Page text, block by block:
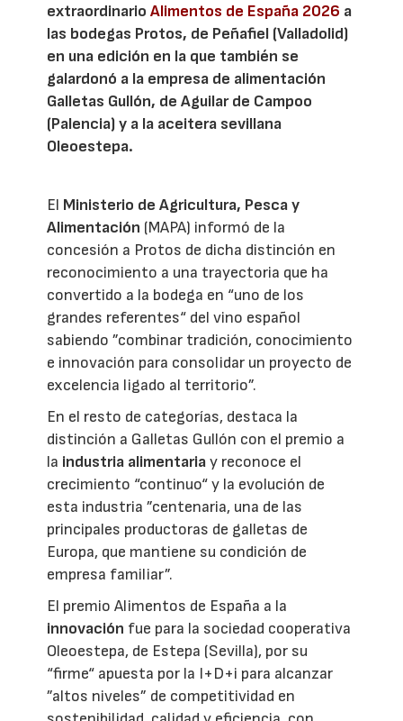
extraordinarioAlimentos de España 2026 a
las bodegas Protos, de Peñafiel (Valladolid)
en una edición en la que también se
galardonó a la empresa de alimentación
Galletas Gullón, de Aguilar de Campoo
(Palencia) y a la aceitera sevillana
Oleoestepa.
El Ministerio de Agricultura, Pesca y
Alimentación (MAPA) informó de la
concesión a Protos de dicha distinción en
reconocimiento a una trayectoria que ha
convertido a la bodega en “uno de los
grandes referentes“ del vino español
sabiendo ”combinar tradición, conocimiento
e innovación para consolidar un proyecto de
excelencia ligado al territorio”.
En el resto de categorías, destaca la
distinción a Galletas Gullón con el premio a
la industria alimentariay reconoce el
crecimiento “continuo“ y la evolución de
esta industria ”centenaria, una de las
principales productoras de galletas de
Europa, que mantiene su condición de
empresa familiar”.
El premio Alimentos de España a la
innovación fue para la sociedad cooperativa
Oleoestepa, de Estepa (Sevilla), por su
“firme“ apuesta por la I+D+i para alcanzar
”altos niveles” de competitividad en